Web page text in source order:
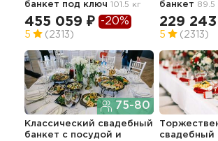
банкет под ключ 101.5 кг
455 059 ₽ -20%
5 (2313)
банкет 89.5
229
5 (2313)
75-80
Классический свадебный
банкет с посудой и
свадебный